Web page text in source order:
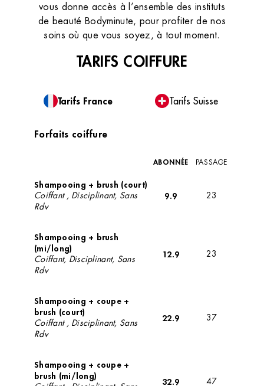
vous donne accès à l’ensemble des instituts
de beauté Bodyminute, pour profiter de nos
soins où que vous soyez, à tout moment.
TARIFS COIFFURE
Tarifs France Tarifs Suisse
Forfaits coiffure
ABONNÉE PASSAGE
Shampooing + brush (court)
Coiffant , Disciplinant, Sans
Rdv
9.9 23
Shampooing + brush
(mi/long)
Coiffant, Disciplinant, Sans
Rdv
12.9 23
Shampooing + coupe +
brush (court)
Coiffant , Disciplinant, Sans
Rdv
22.9 37
Shampooing + coupe +
brush (mi/long)
32.9 47